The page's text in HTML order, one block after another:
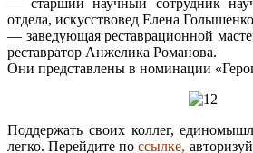
отдела, искусствовед Елена
— заведующая реставрационной
реставратор Анжелика Романова.
Они представлены в номинации
Поддержать своих коллег,
легко. Перейдите поссылке,